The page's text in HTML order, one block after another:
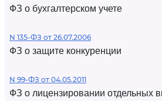
ФЗ о бухгалтерском учете
N 135-ФЗ от 26.07.2006
ФЗ о защите конкуренции
N 99-ФЗ от 04.05.2011
ФЗ о лицензировании отдельных